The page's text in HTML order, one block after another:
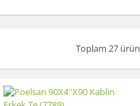
Toplam 27 ürün